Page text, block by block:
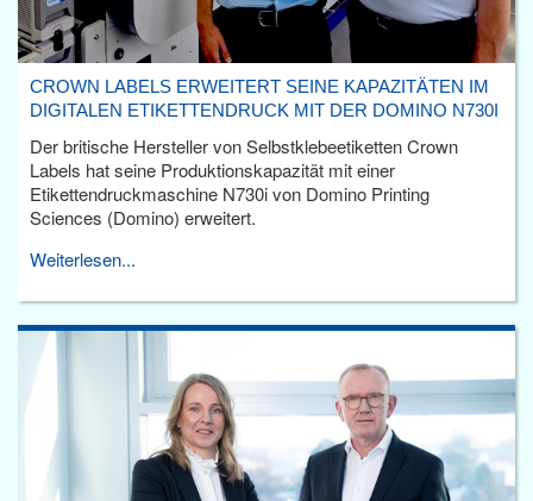
CROWN LABELS ERWEITERT SEINE KAPAZITÄTEN IM
DIGITALEN ETIKETTENDRUCK MIT DER DOMINO N730I
Der britische Hersteller von Selbstklebeetiketten Crown
Labels hat seine Produktionskapazität mit einer
Etikettendruckmaschine N730i von Domino Printing
Sciences (Domino) erweitert.
Weiterlesen...